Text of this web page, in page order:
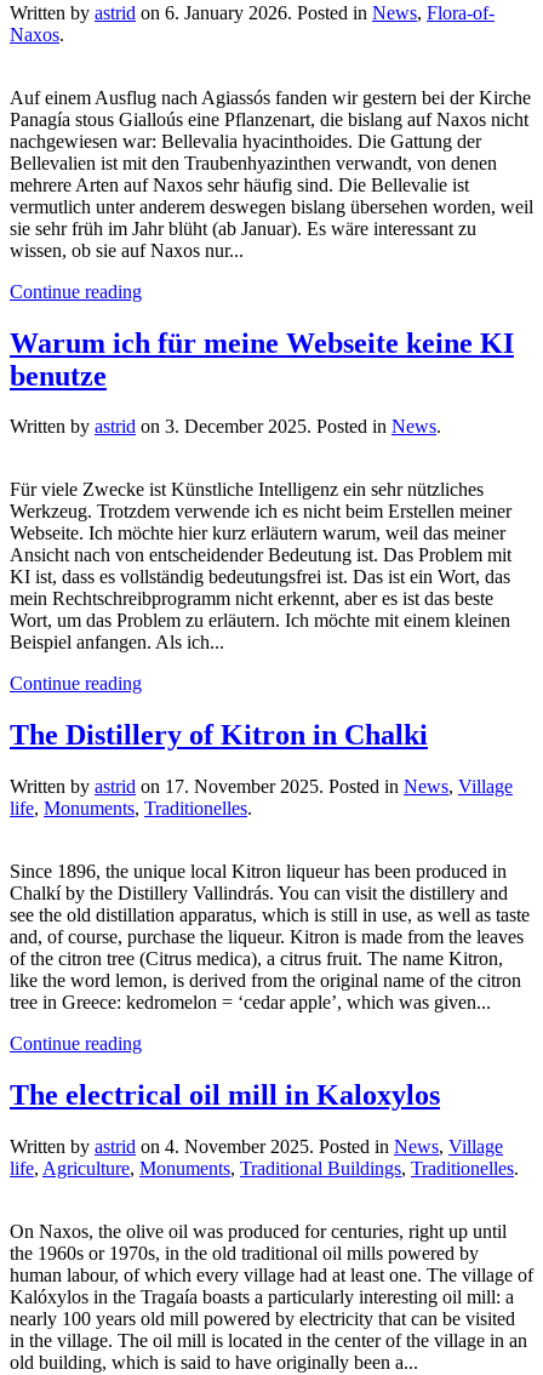
Written by astrid on 6. January 2026. Posted in News, Flora-of-
Naxos.
Auf einem Ausflug nach Agiassós fanden wir gestern bei der Kirche
Panagía stous Gialloús eine Pflanzenart, die bislang auf Naxos nicht
nachgewiesen war: Bellevalia hyacinthoides. Die Gattung der
Bellevalien ist mit den Traubenhyazinthen verwandt, von denen
mehrere Arten auf Naxos sehr häufig sind. Die Bellevalie ist
vermutlich unter anderem deswegen bislang übersehen worden, weil
sie sehr früh im Jahr blüht (ab Januar). Es wäre interessant zu
wissen, ob sie auf Naxos nur...
Continue reading
Warum ich für meine Webseite keine KI
benutze
Written by astrid on 3. December 2025. Posted in News.
Für viele Zwecke ist Künstliche Intelligenz ein sehr nützliches
Werkzeug. Trotzdem verwende ich es nicht beim Erstellen meiner
Webseite. Ich möchte hier kurz erläutern warum, weil das meiner
Ansicht nach von entscheidender Bedeutung ist. Das Problem mit
KI ist, dass es vollständig bedeutungsfrei ist. Das ist ein Wort, das
mein Rechtschreibprogramm nicht erkennt, aber es ist das beste
Wort, um das Problem zu erläutern. Ich möchte mit einem kleinen
Beispiel anfangen. Als ich...
Continue reading
The Distillery of Kitron in Chalki
Written by astrid on 17. November 2025. Posted in News, Village
life, Monuments, Traditionelles.
Since 1896, the unique local Kitron liqueur has been produced in
Chalkí by the Distillery Vallindrás. You can visit the distillery and
see the old distillation apparatus, which is still in use, as well as taste
and, of course, purchase the liqueur. Kitron is made from the leaves
of the citron tree (Citrus medica), a citrus fruit. The name Kitron,
like the word lemon, is derived from the original name of the citron
tree in Greece: kedromelon = ‘cedar apple’, which was given...
Continue reading
The electrical oil mill in Kaloxylos
Written by astrid on 4. November 2025. Posted in News, Village
life, Agriculture, Monuments, Traditional Buildings, Traditionelles.
On Naxos, the olive oil was produced for centuries, right up until
the 1960s or 1970s, in the old traditional oil mills powered by
human labour, of which every village had at least one. The village of
Kalóxylos in the Tragaía boasts a particularly interesting oil mill: a
nearly 100 years old mill powered by electricity that can be visited
in the village. The oil mill is located in the center of the village in an
old building, which is said to have originally been a...